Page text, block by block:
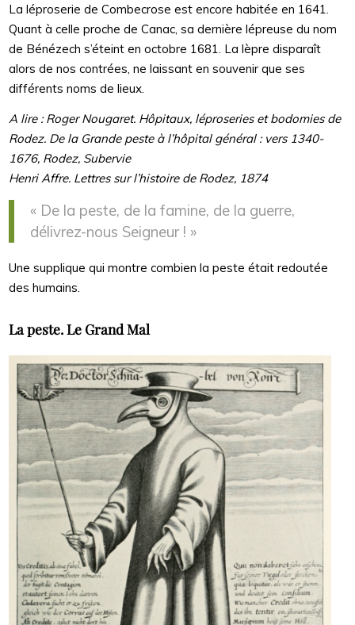
La léproserie de Combecrose est encore habitée en 1641.
Quant à celle proche de Canac, sa dernière lépreuse du nom
de Bénézech s’éteint en octobre 1681. La lèpre disparaît
alors de nos contrées, ne laissant en souvenir que ses
différents noms de lieux.
A lire : Roger Nougaret. Hôpitaux, léproseries et bodomies de
Rodez. De la Grande peste à l’hôpital général : vers 1340-
1676, Rodez, Subervie
Henri Affre. Lettres sur l’histoire de Rodez, 1874
« De la peste, de la famine, de la guerre,
délivrez-nous Seigneur ! »
Une supplique qui montre combien la peste était redoutée
des humains.
La peste. Le Grand Mal